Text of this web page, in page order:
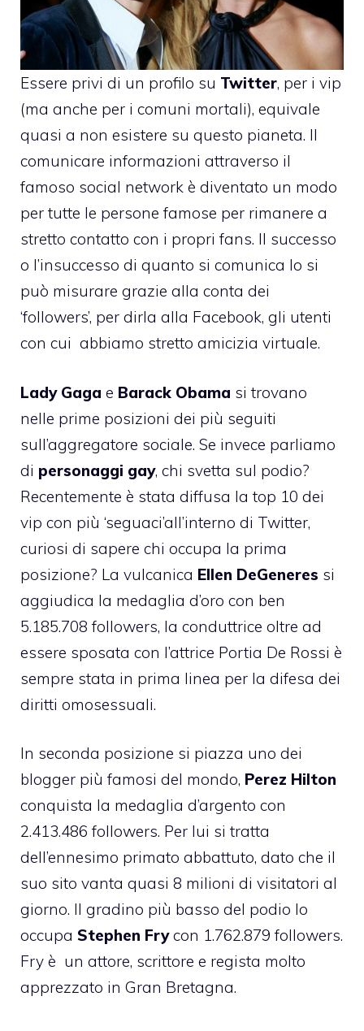
Essere privi di un profilo su Twitter, per i vip
(ma anche per i comuni mortali), equivale
quasi a non esistere su questo pianeta. Il
comunicare informazioni attraverso il
famoso social network è diventato un modo
per tutte le persone famose per rimanere a
stretto contatto con i propri fans. Il successo
o l’insuccesso di quanto si comunica lo si
può misurare grazie alla conta dei
‘followers’, per dirla alla Facebook, gli utenti
con cui abbiamo stretto amicizia virtuale.
Lady Gaga e Barack Obama si trovano
nelle prime posizioni dei più seguiti
sull’aggregatore sociale. Se invece parliamo
di personaggi gay, chi svetta sul podio?
Recentemente è stata diffusa la top 10 dei
vip con più ‘seguaci’all’interno di Twitter,
curiosi di sapere chi occupa la prima
posizione? La vulcanica Ellen DeGeneres si
aggiudica la medaglia d’oro con ben
5.185.708 followers, la conduttrice oltre ad
essere sposata con l’attrice Portia De Rossi è
sempre stata in prima linea per la difesa dei
diritti omosessuali.
In seconda posizione si piazza uno dei
blogger più famosi del mondo, Perez Hilton
conquista la medaglia d’argento con
2.413.486 followers. Per lui si tratta
dell’ennesimo primato abbattuto, dato che il
suo sito vanta quasi 8 milioni di visitatori al
giorno. Il gradino più basso del podio lo
occupa Stephen Frycon 1.762.879 followers.
Fry è un attore, scrittore e regista molto
apprezzato in Gran Bretagna.